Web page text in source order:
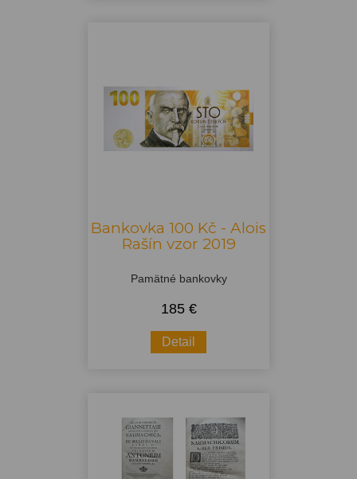
Bankovka 100 Kč - Alois
Rašín vzor 2019
Pamätné bankovky
185 €
Detail